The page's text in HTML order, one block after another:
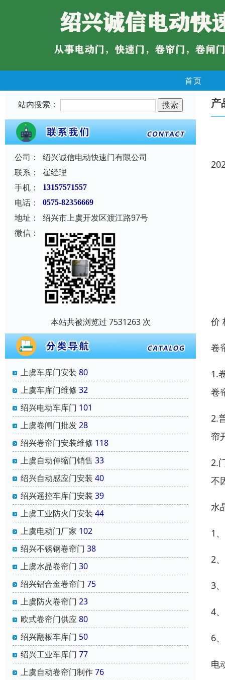
首页
站内搜索：
公司：
绍兴诚信电动快速门有限公司
联系：
崔经理
手机：
13157571557
电话： 0575-82356669
地址：
绍兴市上虞开发区渡江路97号
微信：
本站共被浏览过 7531263 次
上虞车库门安装 80
上虞车库门维修 32
绍兴电动车库门 101
上虞卷闸门批发28
绍兴卷帘门安装维修 118
上虞自动伸缩门销售 33
绍兴自动感应门安装 40
绍兴遥控车库门安装 39
上虞工业防火门安装 44
上虞电动门厂家 102
绍兴不锈钢卷帘门 38
上虞水晶卷帘门 30
绍兴铝合金卷帘门 75
上虞防火卷帘门 23
欧式卷帘门供应80
绍兴翻板车库门 50
绍兴工业车库门 77
上虞自动卷帘门制作76
产
价
卷
1.
卷
2.
帘
2.
不
水
1
2
3
4
6
电